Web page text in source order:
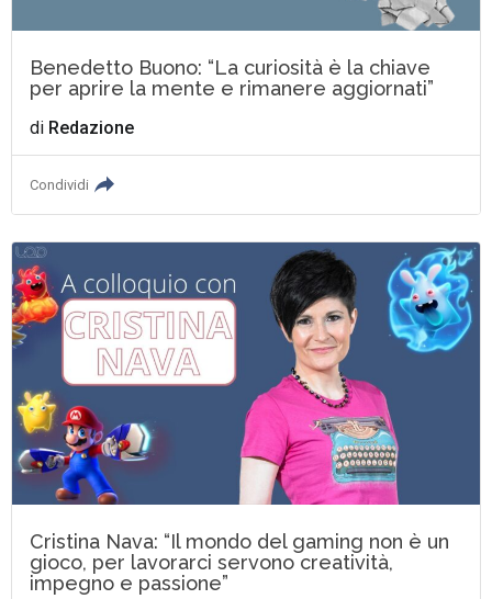
Benedetto Buono: “La curiosità è la chiave
per aprire la mente e rimanere aggiornati”
di Redazione
Condividi
Cristina Nava: “Il mondo del gaming non è un
gioco, per lavorarci servono creatività,
impegno e passione”